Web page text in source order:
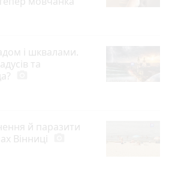
і шквалами.
та
й паразити
Вінниці